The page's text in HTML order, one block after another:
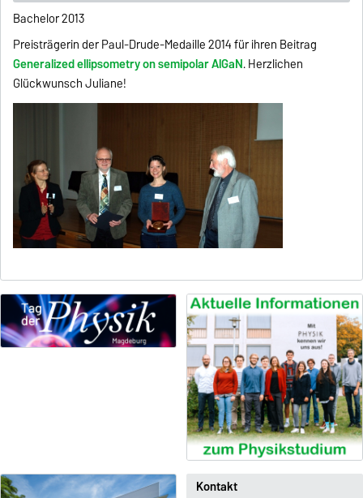
Bachelor 2013
Preisträgerin der Paul-Drude-Medaille 2014 für ihren Beitrag
Generalized ellipsometry on semipolar AlGaN. Herzlichen
Glückwunsch Juliane!
Kontakt